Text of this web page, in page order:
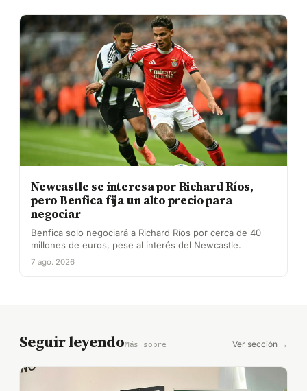
Newcastle se interesa por Richard Ríos,
pero Benfica fija un alto precio para
negociar
Benfica solo negociará a Richard Ríos por cerca de 40
millones de euros, pese al interés del Newcastle.
7 ago. 2026
Seguir leyendoMás sobre Ver sección →